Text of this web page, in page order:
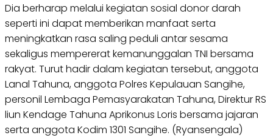
Dia berharap melalui kegiatan sosial donor darah
seperti ini dapat memberikan manfaat serta
meningkatkan rasa saling peduli antar sesama
sekaligus mempererat kemanunggalan TNI bersama
rakyat. Turut hadir dalam kegiatan tersebut, anggota
Lanal Tahuna, anggota Polres Kepulauan Sangihe,
personil Lembaga Pemasyarakatan Tahuna, Direktur RS
liun Kendage Tahuna Aprikonus Loris bersama jajaran
serta anggota Kodim 1301 Sangihe. (Ryansengala)